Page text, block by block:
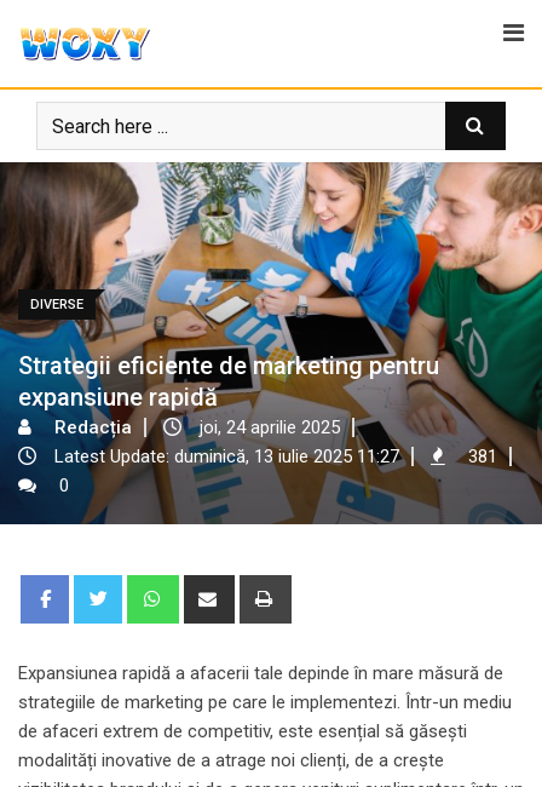
DIVERSE
Strategii eficiente de marketing pentru
expansiune rapidă
Redacția
joi, 24 aprilie 2025
Latest Update: duminică, 13 iulie 2025 11:27
381
0
WhatsappShare
Expansiunea rapidă a afacerii tale depinde în mare măsură de
strategiile de marketing pe care le implementezi. Într-un mediu
de afaceri extrem de competitiv, este esențial să găsești
modalități inovative de a atrage noi clienți, de a crește